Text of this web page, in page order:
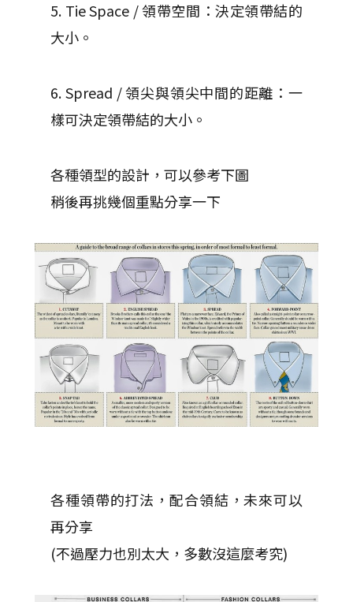
5. Tie Space / 領帶空間：決定領帶結的
大小。
6. Spread / 領尖與領尖中間的距離：一
樣可決定領帶結的大小。
各種領型的設計，可以參考下圖
稍後再挑幾個重點分享一下
各種領帶的打法，配合領結，未來可以
再分享
(不過壓力也別太大，多數沒這麼考究)